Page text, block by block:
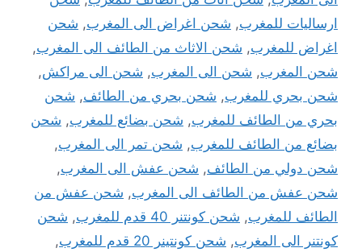
ارساليات للمغرب, شحن اغراض الى المغرب, شحن
اغراض للمغرب, شحن الاثاث من الطائف الى المغرب,
شحن المغرب, شحن الى المغرب, شحن الى مراكش,
شحن بحري للمغرب, شحن بحري من الطائف, شحن
بحري من الطائف للمغرب, شحن بضائع للمغرب, شحن
بضائع من الطائف للمغرب, شحن تمر الى المغرب,
شحن دولي من الطائف, شحن عفش الى المغرب,
شحن عفش من الطائف الى المغرب, شحن عفش من
الطائف للمغرب, شحن كونتنر 40 قدم للمغرب , شحن
كونتنر الى المغرب, شحن كونتينر 20 قدم للمغرب
,